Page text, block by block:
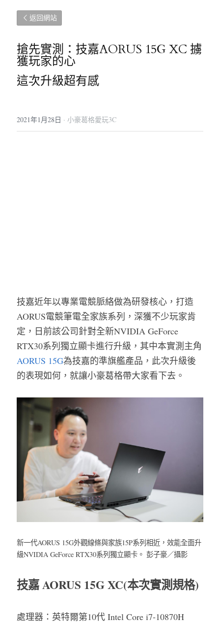
返回網站
搶先實測：技嘉AORUS 15G XC 擄
獲玩家的心
這次升級超有感
2021年1月28日 · 小豪葛格愛玩3C
技嘉近年以專業電競脈絡做為研發核心，打造
AORUS電競筆電全家族系列，深獲不少玩家肯
定，日前該公司針對全新NVIDIA GeForce
RTX30系列獨立顯卡進行升級，其中本實測主角
AORUS 15G為技嘉的準旗艦產品，此次升級後
的表現如何，就讓小豪葛格帶大家看下去。
新一代AORUS 15G外觀線條與家族15P系列相近，效能全面升
級NVIDIA GeForce RTX30系列獨立顯卡。 彭子豪／攝影
技嘉 AORUS 15G XC(本次實測規格)
處理器：英特爾第10代 Intel Core i7-10870H